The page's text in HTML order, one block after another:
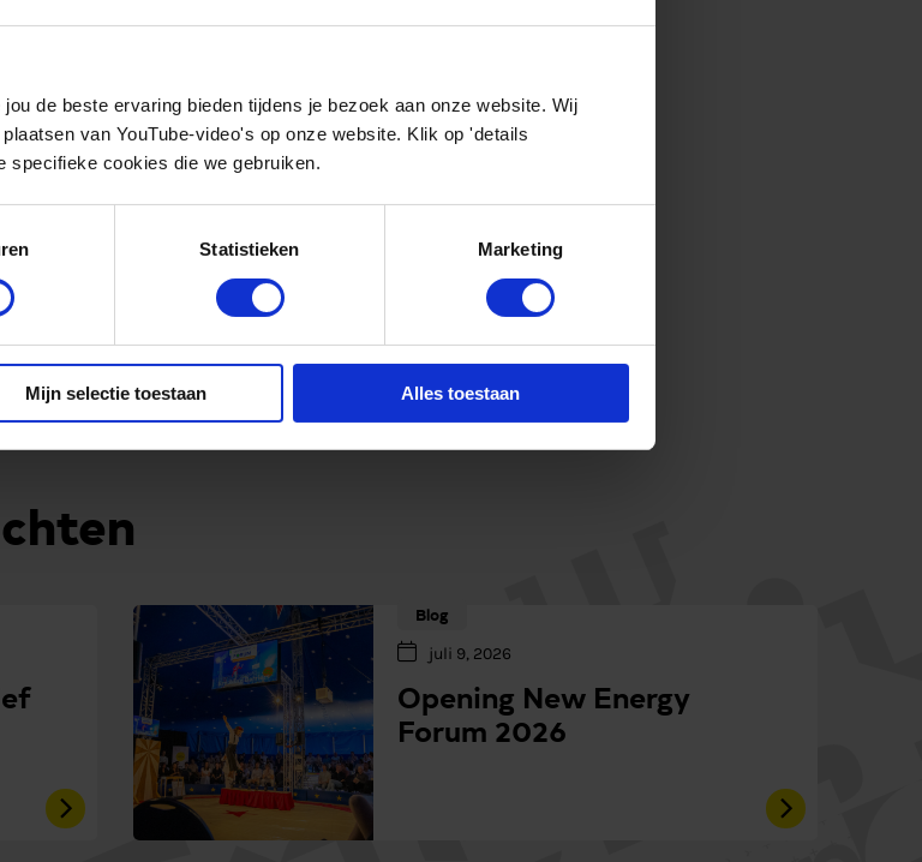
de beste ervaring bieden tijdens je bezoek aan onze website. Wij
van YouTube-video's op onze website. Klik op 'details
specifieke cookies die we gebruiken.
Statistieken Marketing
Mijn selectie toestaan Alles toestaan
Blog
juli 9, 2026
Opening New Energy
Forum 2026